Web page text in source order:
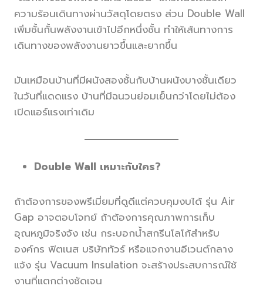
ความร้อนเดินทางผ่านวัสดุโดยตรง ส่วน Double Wall
เพิ่มชั้นกั้นพลังงานเข้าไปอีกหนึ่งชั้น ทำให้เส้นทางการ
เดินทางของพลังงานยาวขึ้นและยากขึ้น
มันเหมือนบ้านที่มีผนังสองชั้นกับบ้านผนังบางชั้นเดียว
ในวันที่แดดแรง บ้านที่มีฉนวนย่อมเย็นกว่าโดยไม่ต้อง
เปิดแอร์แรงเท่าเดิม
Double Wall เหมาะกับใคร?
ถ้าต้องการของพรีเมี่ยมที่ดูดีแต่ควบคุมงบได้ รุ่น Air
Gap อาจตอบโจทย์ ถ้าต้องการคุณภาพการเก็บ
อุณหภูมิจริงจัง เช่น กระบอกน้ำสกรีนโลโก้สำหรับ
องค์กร ฟิตเนส บริษัททัวร์ หรือแจกงานอีเวนต์กลาง
แจ้ง รุ่น Vacuum Insulation จะสร้างประสบการณ์ใช้
งานที่แตกต่างชัดเจน